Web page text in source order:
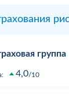
группа
4,0 10